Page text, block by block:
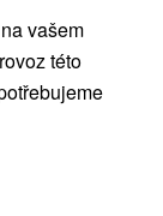
(4)
(29)
(1)
vašem
této